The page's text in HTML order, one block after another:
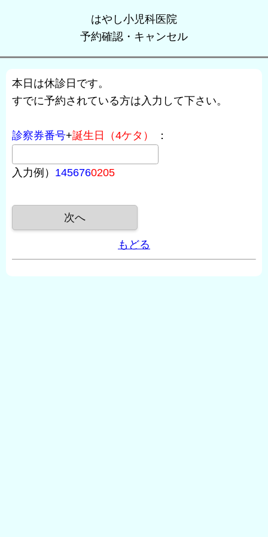
はやし小児科医院
予約確認・キャンセル
本日は休診日です。
すでに予約されている方は入力して下さい。
診察券番号+誕生日（4ケタ） ：
入力例） 1456760205
もどる